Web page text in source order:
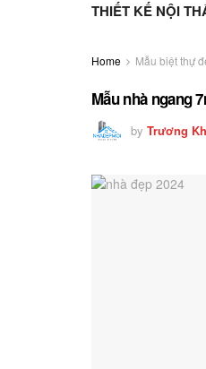
THIẾT KẾ NỘI
Home Mẫu biệt thự
Mẫu nhà ngang
by Trương